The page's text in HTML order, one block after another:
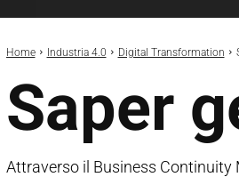
Home Industria 4.0 Digital Transformation
Saper
Attraverso il Business Continuity